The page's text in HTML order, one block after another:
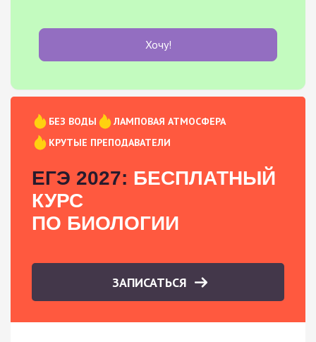
Хочу!
БЕЗ ВОДЫ
ЛАМПОВАЯ АТМОСФЕРА
КРУТЫЕ ПРЕПОДАВАТЕЛИ
ЕГЭ 2027: БЕСПЛАТНЫЙ
КУРС
ПО БИОЛОГИИ
ЗАПИСАТЬСЯ